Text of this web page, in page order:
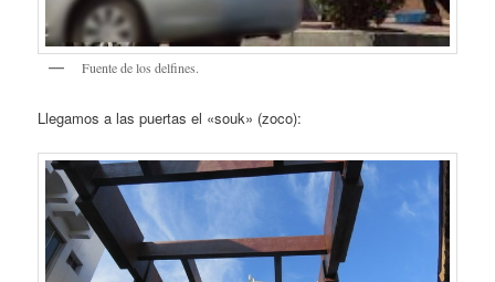
Fuente de los delfines.
Llegamos a las puertas el «souk» (zoco):